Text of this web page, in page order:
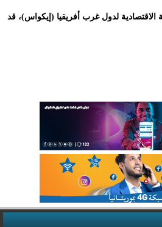
الاقتصادية لدول غرب أفريقيا (إيكواس)، قد